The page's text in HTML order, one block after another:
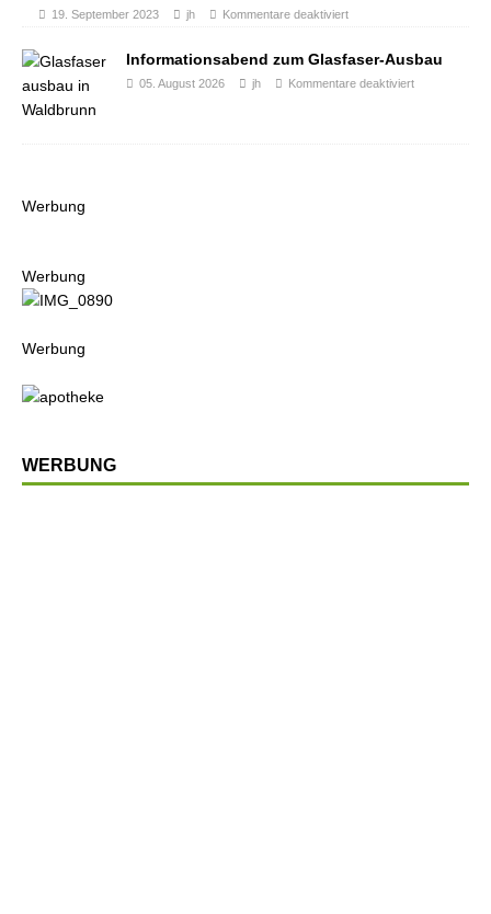
19. September 2023 jh Kommentare deaktiviert
Informationsabend zum Glasfaser-Ausbau
05. August 2026 jh Kommentare deaktiviert
Werbung
Werbung
Werbung
WERBUNG